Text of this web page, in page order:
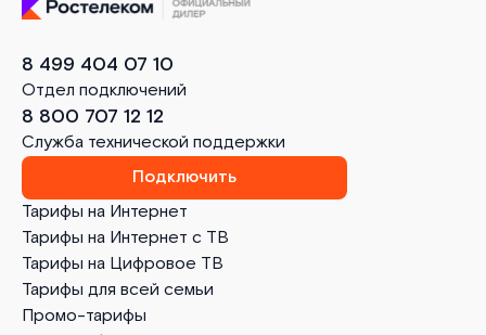
Тарифы на Интернет
Тарифы на Интернет с ТВ
Тарифы на Цифровое ТВ
Тарифы для всей семьи
Промо-тарифы
8 499 404 07 10
Отдел подключений
8 800 707 12 12
Служба технической поддержки
Подключить